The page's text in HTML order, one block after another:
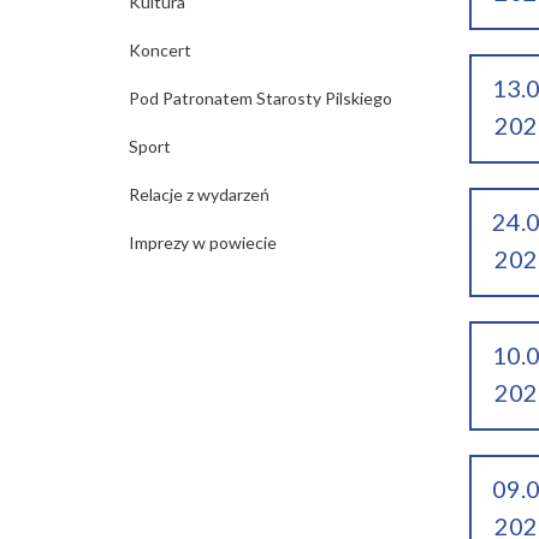
Koncert
Pod Patronatem Starosty Pilskiego
Sport
Relacje z wydarzeń
Imprezy w powiecie